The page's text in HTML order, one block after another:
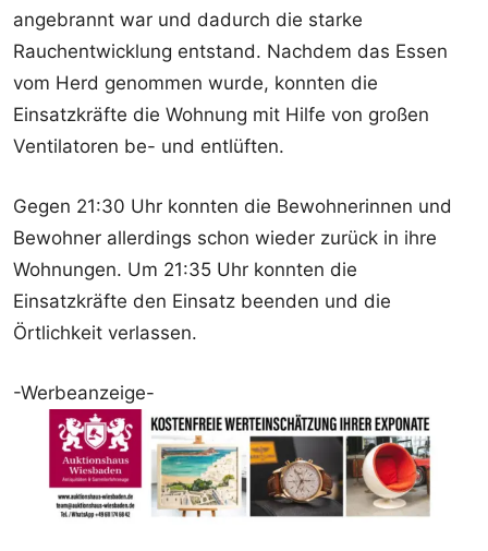
angebrannt war und dadurch die starke
Rauchentwicklung entstand. Nachdem das Essen
vom Herd genommen wurde, konnten die
Einsatzkräfte die Wohnung mit Hilfe von großen
Ventilatoren be- und entlüften.
Gegen 21:30 Uhr konnten die Bewohnerinnen und
Bewohner allerdings schon wieder zurück in ihre
Wohnungen. Um 21:35 Uhr konnten die
Einsatzkräfte den Einsatz beenden und die
Örtlichkeit verlassen.
-Werbeanzeige-